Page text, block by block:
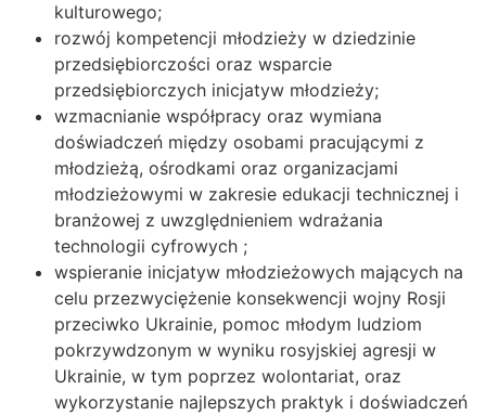
kulturowego;
rozwój kompetencji młodzieży w dziedzinie
przedsiębiorczości oraz wsparcie
przedsiębiorczych inicjatyw młodzieży;
wzmacnianie współpracy oraz wymiana
doświadczeń między osobami pracującymi z
młodzieżą, ośrodkami oraz organizacjami
młodzieżowymi w zakresie edukacji technicznej i
branżowej z uwzględnieniem wdrażania
technologii cyfrowych ;
wspieranie inicjatyw młodzieżowych mających na
celu przezwyciężenie konsekwencji wojny Rosji
przeciwko Ukrainie, pomoc młodym ludziom
pokrzywdzonym w wyniku rosyjskiej agresji w
Ukrainie, w tym poprzez wolontariat, oraz
wykorzystanie najlepszych praktyk i doświadczeń